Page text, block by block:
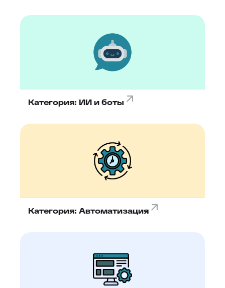
Категория: ИИ и боты
Категория: Автоматизация